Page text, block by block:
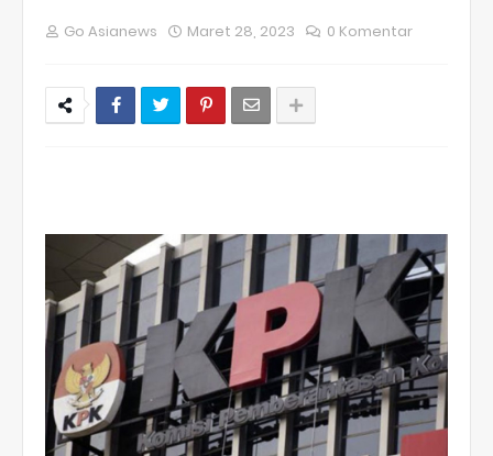
Go Asianews Maret 28, 2023 0 Komentar